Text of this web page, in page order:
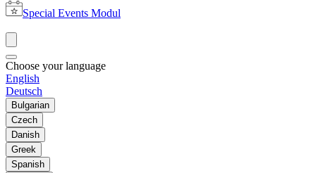
Special Events Modul
Choose your language
English
Deutsch
Bulgarian
Czech
Danish
Greek
Spanish